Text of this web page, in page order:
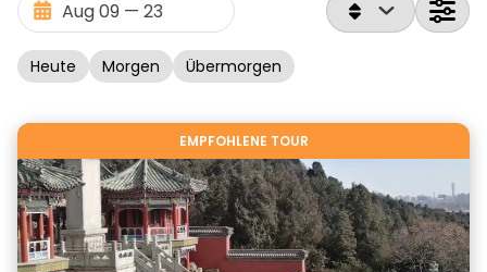
Heute Morgen Übermorgen
EMPFOHLENE TOUR